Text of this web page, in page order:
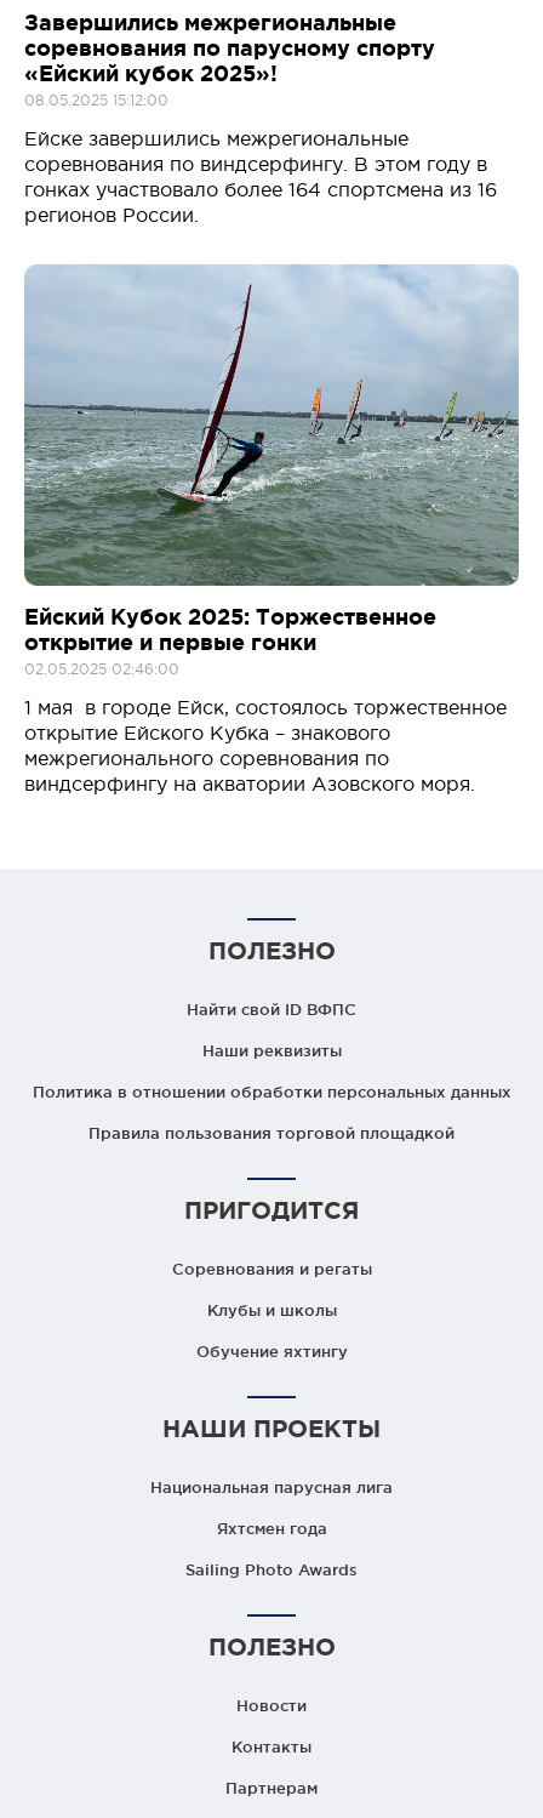
Завершились межрегиональные
соревнования по парусному спорту
«Ейский кубок 2025»!
08.05.2025 15:12:00
Ейске завершились межрегиональные
соревнования по виндсерфингу. В этом году в
гонках участвовало более 164 спортсмена из 16
регионов России.
Ейский Кубок 2025: Торжественное
открытие и первые гонки
02.05.2025 02:46:00
1 мая в городе Ейск, состоялось торжественное
открытие Ейского Кубка – знакового
межрегионального соревнования по
виндсерфингу на акватории Азовского моря.
ПОЛЕЗНО
Найти свой ID ВФПС
Наши реквизиты
Политика в отношении обработки персональных данных
Правила пользования торговой площадкой
ПРИГОДИТСЯ
Соревнования и регаты
Клубы и школы
Обучение яхтингу
НАШИ ПРОЕКТЫ
Национальная парусная лига
Яхтсмен года
Sailing Photo Awards
ПОЛЕЗНО
Новости
Контакты
Партнерам